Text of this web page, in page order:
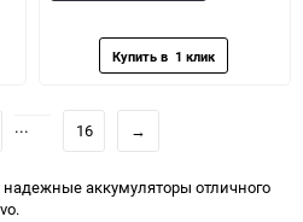
... 16 →
аккумуляторы отличного